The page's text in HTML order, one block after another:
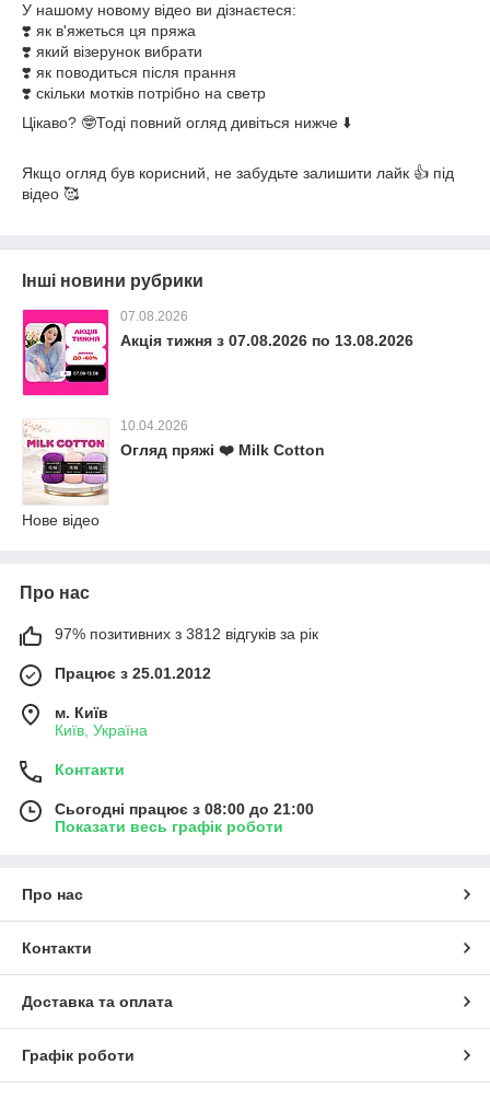
У нашому новому відео ви дізнаєтеся:
❣️ як в'яжеться ця пряжа
❣️ який візерунок вибрати
❣️ як поводиться після прання
❣️ скільки мотків потрібно на светр
Цікаво? 🤓Тоді повний огляд дивіться нижче ⬇️
Якщо огляд був корисний, не забудьте залишити лайк 👍 під
відео 🥰
Інші новини рубрики
07.08.2026
Акція тижня з 07.08.2026 по 13.08.2026
10.04.2026
Огляд пряжі ❤️ Milk Cotton
Нове відео
Про нас
97% позитивних з 3812 відгуків за рік
Працює з 25.01.2012
м. Київ
Київ, Україна
Контакти
Сьогодні працює з 08:00 до 21:00
Показати весь графік роботи
Про нас
Контакти
Доставка та оплата
Графік роботи